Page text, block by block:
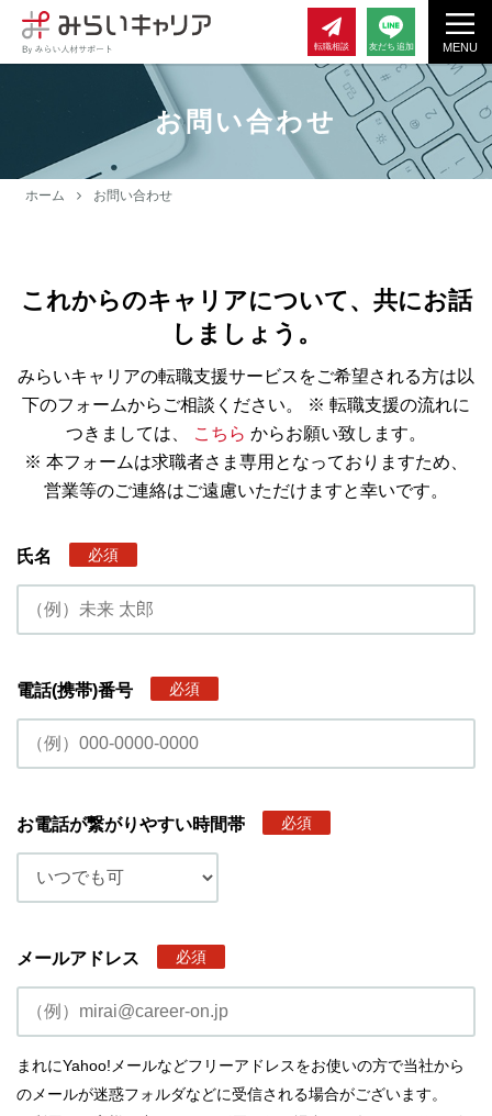
MENU
転職相談 友だち追加
お問い合わせ
ホーム お問い合わせ
これからのキャリアについて、共にお話
しましょう。
みらいキャリアの転職支援サービスをご希望される方は以
下のフォームからご相談ください。
※ 転職支援の流れに
つきましては、
こちら からお願い致します。
※ 本フォームは求職者さま専用となっておりますため、
営業等のご連絡はご遠慮いただけますと幸いです。
氏名 必須
電話(携帯)番号 必須
お電話が繋がりやすい時間帯 必須
メールアドレス 必須
まれにYahoo!メールなどフリーアドレスをお使いの方で当社から
のメールが迷惑フォルダなどに受信される場合がございます。